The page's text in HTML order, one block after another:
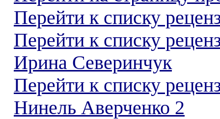
Перейти к списку
Перейти к списку
Ирина Северинчук
Перейти к списку
Нинель Аверченко 2